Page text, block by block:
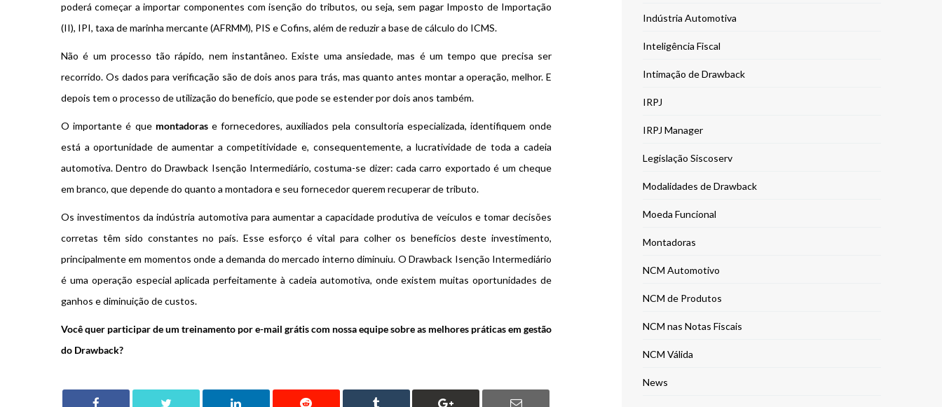
poderá começar a importar componentes com isenção do tributos, ou seja, sem pagar Imposto de Importação
(II), IPI, taxa de marinha mercante (AFRMM), PIS e Cofins, além de reduzir a base de cálculo do ICMS.
Não é um processo tão rápido, nem instantâneo. Existe uma ansiedade, mas é um tempo que precisa ser
recorrido. Os dados para verificação são de dois anos para trás, mas quanto antes montar a operação, melhor. E
depois tem o processo de utilização do benefício, que pode se estender por dois anos também.
O importante é que montadorase fornecedores, auxiliados pela consultoria especializada, identifiquem onde
está a oportunidade de aumentar a competitividade e, consequentemente, a lucratividade de toda a cadeia
automotiva. Dentro do Drawback Isenção Intermediário, costuma-se dizer: cada carro exportado é um cheque
em branco, que depende do quanto a montadora e seu fornecedor querem recuperar de tributo.
Os investimentos da indústria automotiva para aumentar a capacidade produtiva de veículos e tomar decisões
corretas têm sido constantes no país. Esse esforço é vital para colher os benefícios deste investimento,
principalmente em momentos onde a demanda do mercado interno diminuiu. O Drawback Isenção Intermediário
é uma operação especial aplicada perfeitamente à cadeia automotiva, onde existem muitas oportunidades de
ganhos e diminuição de custos.
Você quer participar de um treinamento por e-mail grátis com nossa equipe sobre as melhores práticas em gestão
do Drawback?
Indústria Automotiva
Inteligência Fiscal
Intimação de Drawback
IRPJ
IRPJ Manager
Legislação Siscoserv
Modalidades de Drawback
Moeda Funcional
Montadoras
NCM Automotivo
NCM de Produtos
NCM nas Notas Fiscais
NCM Válida
News